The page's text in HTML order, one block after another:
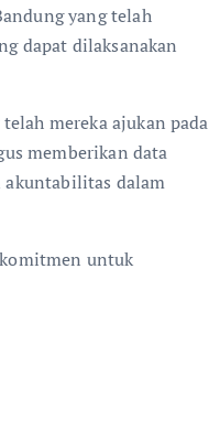
yang telah
dapat dilaksanakan
mereka ajukan pada
memberikan data
akuntabilitas dalam
untuk